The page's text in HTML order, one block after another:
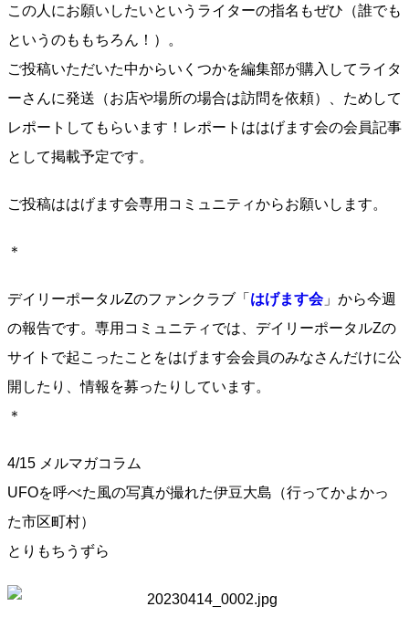
この人にお願いしたいというライターの指名もぜひ（誰でも
というのももちろん！）。
ご投稿いただいた中からいくつかを編集部が購入してライタ
ーさんに発送（お店や場所の場合は訪問を依頼）、ためして
レポートしてもらいます！レポートははげます会の会員記事
として掲載予定です。
ご投稿ははげます会専用コミュニティからお願いします。
＊
デイリーポータルZのファンクラブ「 はげます会」から今週
の報告です。専用コミュニティでは、デイリーポータルZの
サイトで起こったことをはげます会会員のみなさんだけに公
開したり、情報を募ったりしています。
＊
4/15 メルマガコラム
UFOを呼べた風の写真が撮れた伊豆大島（行ってかよかっ
た市区町村）
とりもちうずら